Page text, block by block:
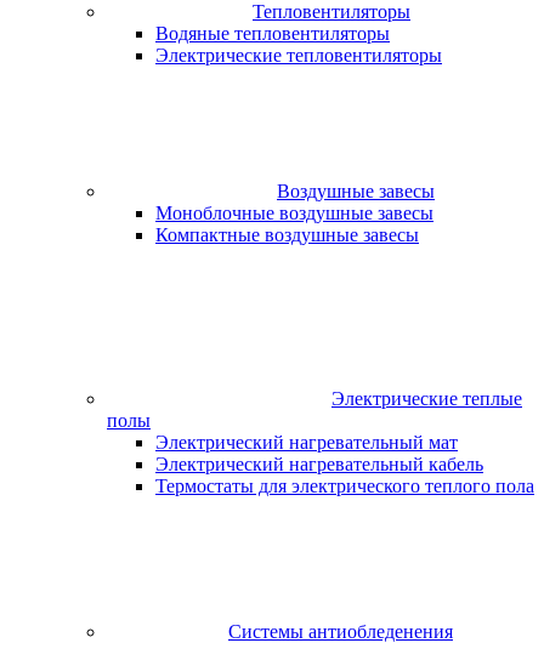
Тепловентиляторы
Водяные тепловентиляторы
Электрические тепловентиляторы
Воздушные завесы
Моноблочные воздушные завесы
Компактные воздушные завесы
Электрические теплые
полы
Электрический нагревательный мат
Электрический нагревательный кабель
Термостаты для электрического теплого пола
Системы антиобледенения